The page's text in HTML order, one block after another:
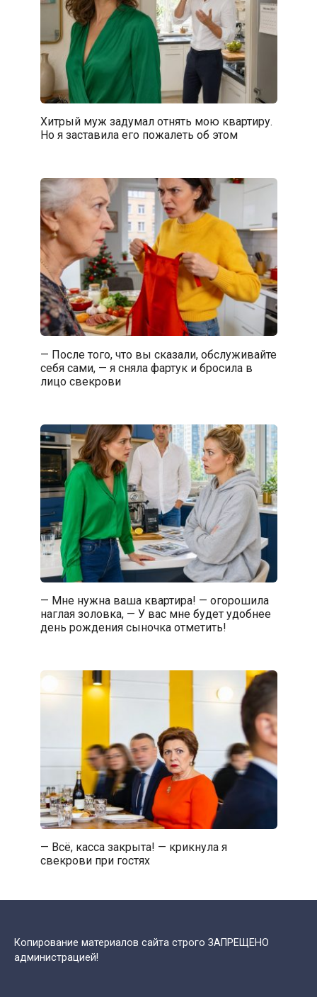
Хитрый муж задумал отнять мою квартиру.
Но я заставила его пожалеть об этом
— После того, что вы сказали, обслуживайте
себя сами, — я сняла фартук и бросила в
лицо свекрови
— Мне нужна ваша квартира! — огорошила
наглая золовка, — У вас мне будет удобнее
день рождения сыночка отметить!
— Всё, касса закрыта! — крикнула я
свекрови при гостях
Копирование материалов сайта строго ЗАПРЕЩЕНО
администрацией!